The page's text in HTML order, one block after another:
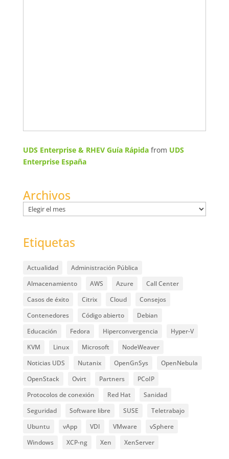
UDS Enterprise & RHEV Guía Rápida from UDS
Enterprise España
Archivos
Archivos
Etiquetas
Actualidad
Administración Pública
Almacenamiento
AWS Azure
Call Center
Casos de éxito
Citrix Cloud
Consejos
Contenedores
Código abierto
Debian
Educación
Fedora Hiperconvergencia
Hyper-V
KVM
Linux Microsoft
NodeWeaver
Noticias UDS
Nutanix OpenGnSys
OpenNebula
OpenStack
Ovirt Partners
PCoIP
Protocolos de conexión
Red Hat
Sanidad
Seguridad
Software libre SUSE
Teletrabajo
Ubuntu
vApp VDI VMware
vSphere
Windows
XCP-ng Xen XenServer